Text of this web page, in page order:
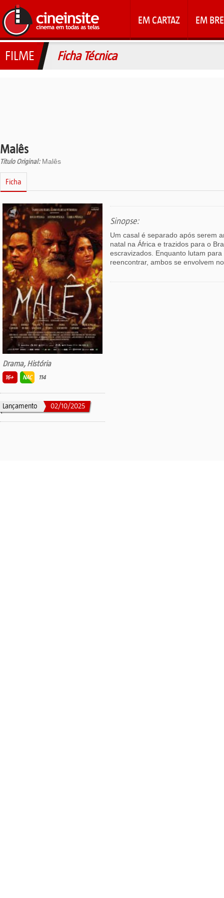
EM CARTAZ EM
FILME Ficha Técnica
Malês
Titulo Original:Malês
Ficha
Drama, História
16+ NAC 114
Lançamento 02/10/2025
Sinopse:
Um casal é separado após serem
natal na África e trazidos para o
escravizados. Enquanto lutam
reencontrar, ambos se envolvem